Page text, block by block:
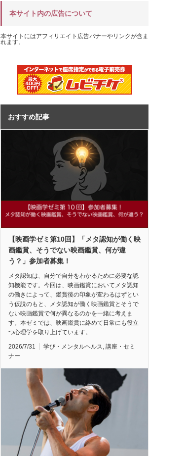
本サイト内の広告について
本サイトにはアフィリエイト広告バナーやリンクが含ま
れます。
おすすめ記事
【映画学ゼミ第10回】「メタ認知が働く映
画鑑賞、そうでない映画鑑賞、何が違
う？」参加者募集！
メタ認知は、自分で自分をわかるために必要な認
知機能です。今回は、映画鑑賞においてメタ認知
の働きによって、鑑賞後の印象が変わるはずとい
う仮説のもと、メタ認知が働く映画鑑賞とそうで
ない映画鑑賞で何が異なるのかを一緒に考えま
す。本ゼミでは、映画鑑賞に絡めて日常にも役立
つ心理学を取り上げています。
2026/7/31 学び・メンタルヘルス, 講座・セミ
ナー